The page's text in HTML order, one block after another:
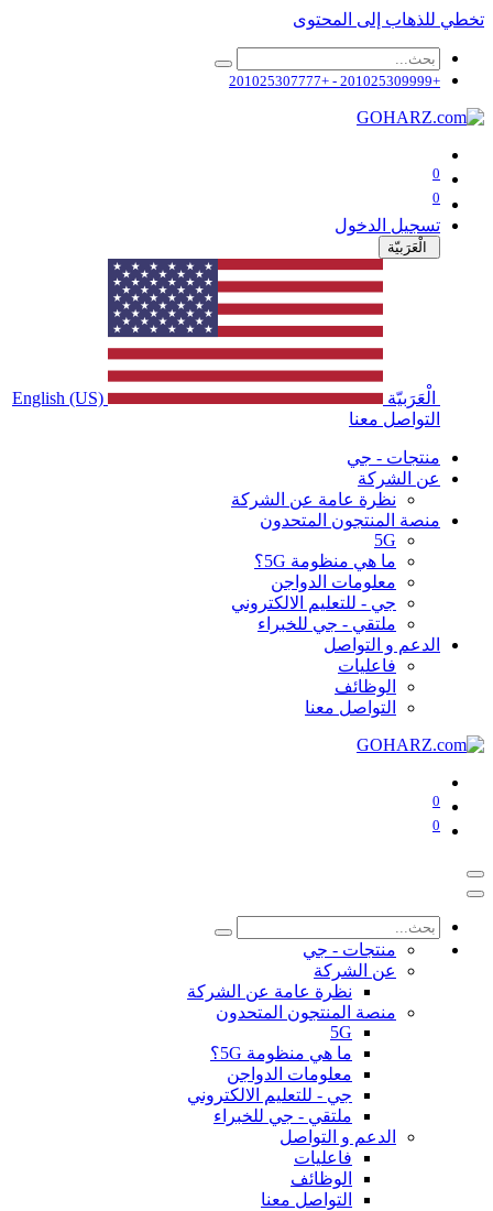
تخطي للذهاب إلى المحتوى
+201025309999 - +201025307777
0
0
تسجيل الدخول
الْعَرَبيّة
الْعَرَبيّة
English (US)
التواصل معنا
منتجات - جي
عن الشركة
نظرة عامة عن الشركة
منصة المنتجون المتحدون
5G
ما هي منظومة 5G؟
معلومات الدواجن
جي - للتعليم الالكتروني
ملتقي - جي للخبراء
الدعم و التواصل
فاعليات
الوظائف
التواصل معنا
0
0
منتجات - جي
عن الشركة
نظرة عامة عن الشركة
منصة المنتجون المتحدون
5G
ما هي منظومة 5G؟
معلومات الدواجن
جي - للتعليم الالكتروني
ملتقي - جي للخبراء
الدعم و التواصل
فاعليات
الوظائف
التواصل معنا